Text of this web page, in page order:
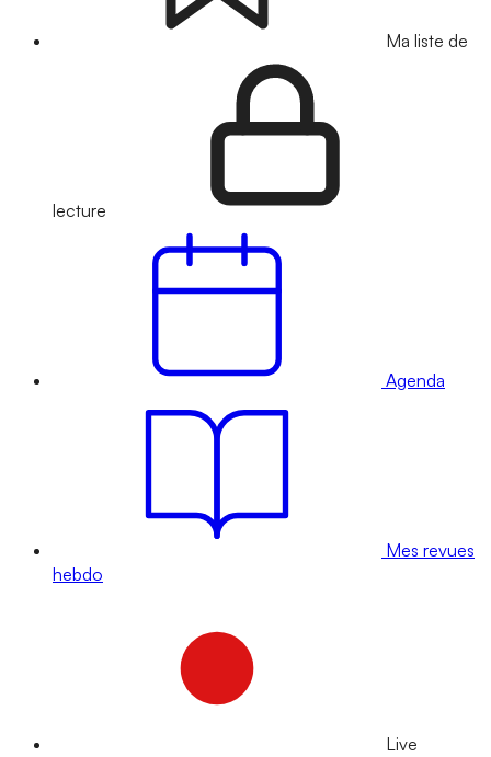
Ma liste de
lecture
Agenda
Mes revues
hebdo
Live